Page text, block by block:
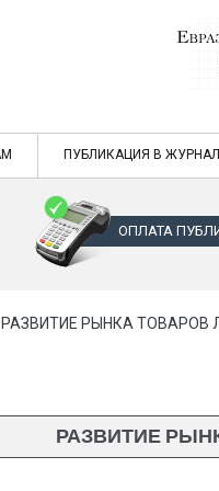
Евразийский
ПУБЛИКАЦИЯ В
ОПЛАТА
РАЗВИТИЕ РЫНКА
РАЗВИТИЕ